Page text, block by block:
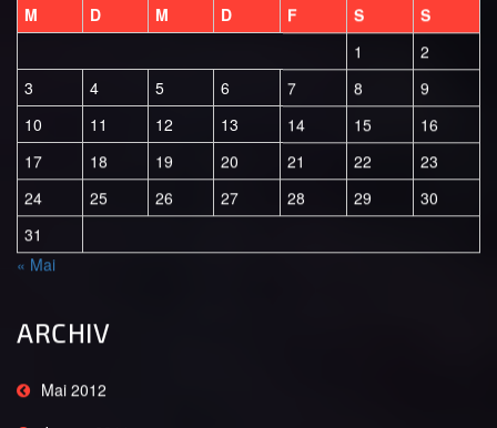
M
D M D F S
S
1
2
3
4 5 6 7 8
9
10
11 12 13 14 15
16
17
18 19 20 21 22
23
24
25 26 27 28 29
30
31
« Mai
ARCHIV
Mai 2012